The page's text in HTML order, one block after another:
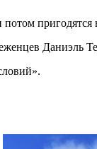
Даниэль